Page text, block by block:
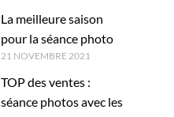
La meilleure saison
pour la séance photo
21 NOVEMBRE 2021
TOP des ventes :
séance photos avec les